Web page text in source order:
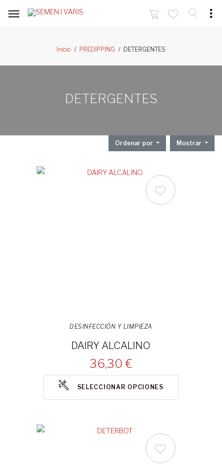
Inicio PREDIPPING DETERGENTES
DETERGENTES
Ordenar por Mostrar
DESINFECCIÓN Y LIMPIEZA
DAIRY ALCALINO
36,30 €
SELECCIONAR OPCIONES